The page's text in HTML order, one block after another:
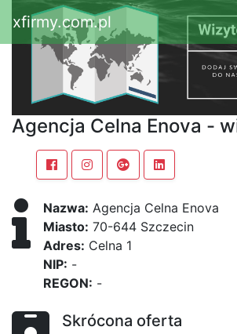
xfirmy.com.pl
Agencja Celna Enova -
Nazwa: Agencja Celna Enova
Miasto: 70-644 Szczecin
Adres: Celna 1
NIP: -
REGON: -
Skrócona oferta